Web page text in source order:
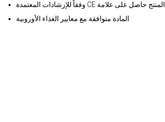
وفقاً للإرشادات المعتمدة CE المنتج حاصل على علامة
المادة متوافقة مع معايير الغذاء الأوروبية